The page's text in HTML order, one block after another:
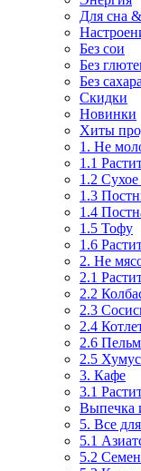
Для сна
Без сои
Без
Без сахара
Скидки
Новинки
Хиты
1. Не
1.1
1.2 Сухое
1.3
1.4
1.5 Тофу
1.6
2. Не
2.1
2.2
2.3
2.4
2.6
2.5
3. Кафе
3.1
Выпечка
5. Все
5.1
5.2